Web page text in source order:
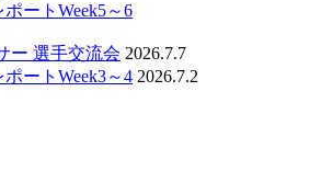
ートWeek5～6
ー 選手交流会 2026.7.7
ートWeek3～4 2026.7.2